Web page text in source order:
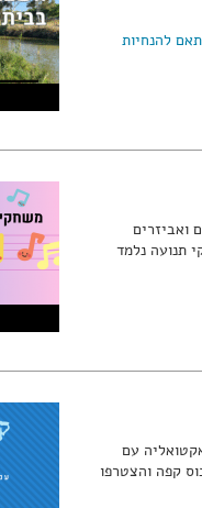
להנחיות
ואביזרים
2-4 דרך משחקי תנועה נלמד
עם
קפה והצטרפו